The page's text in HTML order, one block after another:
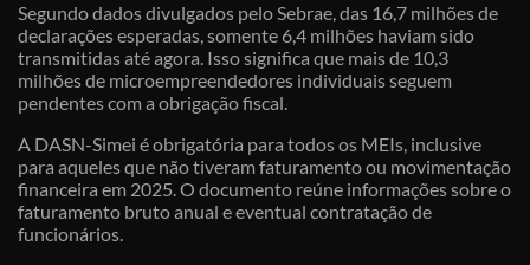
Segundo dados divulgados pelo Sebrae, das 16,7 milhões de
declarações esperadas, somente 6,4 milhões haviam sido
transmitidas até agora. Isso significa que mais de 10,3
milhões de microempreendedores individuais seguem
pendentes com a obrigação fiscal.
A DASN-Simei é obrigatória para todos os MEIs, inclusive
para aqueles que não tiveram faturamento ou movimentação
financeira em 2025. O documento reúne informações sobre o
faturamento bruto anual e eventual contratação de
funcionários.